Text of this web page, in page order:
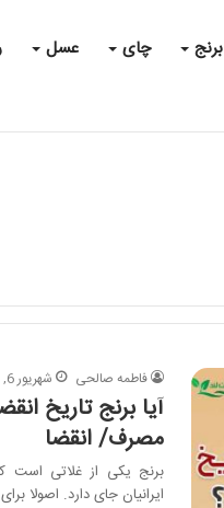
چای عسل
فاطمه صالحی شهریور 6, 1401
آیا برنج تاریخ
مصرف/ انقضا
برنج یکی از غلاتی است
ایرانیان جای دارد. اصولا